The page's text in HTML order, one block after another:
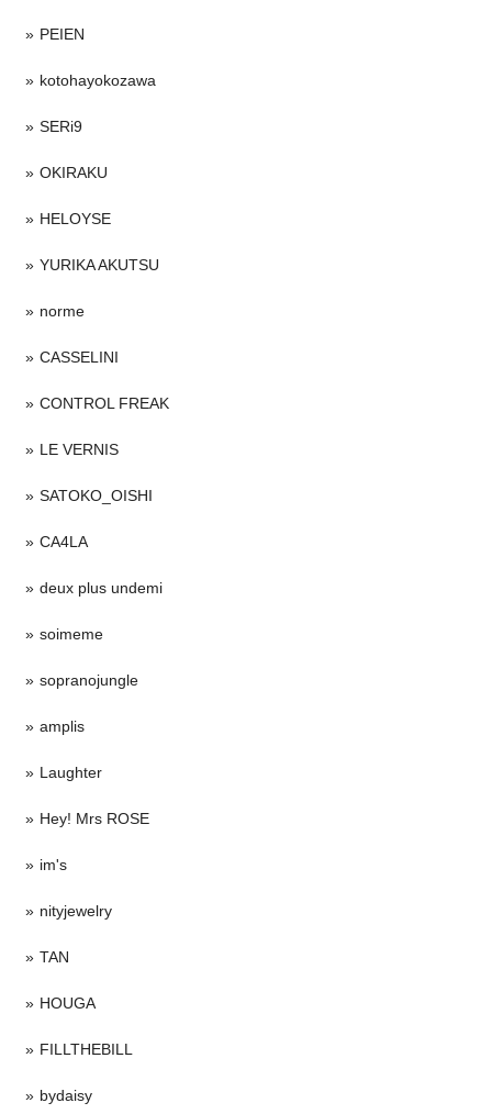
PEIEN
kotohayokozawa
SERi9
OKIRAKU
HELOYSE
YURIKA AKUTSU
norme
CASSELINI
CONTROL FREAK
LE VERNIS
SATOKO_OISHI
CA4LA
deux plus undemi
soimeme
sopranojungle
amplis
Laughter
Hey! Mrs ROSE
im's
nityjewelry
TAN
HOUGA
FILLTHEBILL
bydaisy